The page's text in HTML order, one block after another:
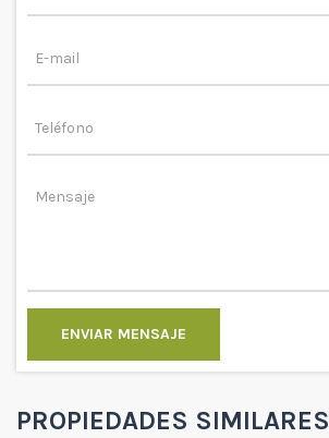
ENVIAR MENSAJE
PROPIEDADES SIMILARES